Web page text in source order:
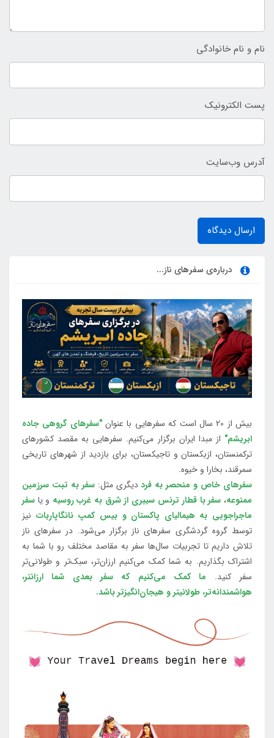
نام و نام خانوادگی
پست الکترونیک
آدرس وب‌سایت
ارسال دیدگاه
درباره‌ی سفرهای ناز...
بیش از 20 سال است که سفرهایی با عنوان
"سفرهای گروهی جاده
ابریشم" از مبدا ایران برگزار می‌کنیم. سفرهایی به مقصد کشورهای
ترکمنستان، ازبکستان و تاجیکستان، برای بازدید از شهرهای تاریخی
سمرقند، بخارا و خیوه.
سفرهای خاص و منحصر به فرددیگری مثل:سفر به تبت سرزمین
ممنوعه، سفر با قطار ترنس سیبری از شرق به غرب روسیه و یا سفر
ماجراجویی به هیمالیای پاکستان و بیس کمپ نانگاپاربات نیز
توسط گروه گردشگری سفرهای ناز برگزار می‌شود. در سفرهای ناز
تلاش داریم تا تجربیات سال‌ها سفر به مقاصد مختلف رو با شما به
اشتراک بگذاریم. به شما کمک می‌کنیم ارزان‌تر، سبک‌تر و طولانی‌تر
سفر کنید. ما کمک می‌کنیم که سفر بعدی شما ارزانتر،
هواشمندانه‌تر، طولانی‎تر و هیجان‌انگیزتر باشد.